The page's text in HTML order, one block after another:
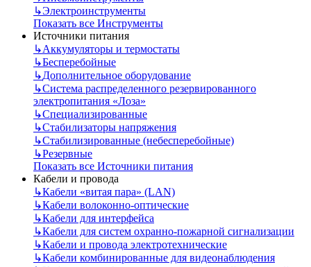
↳Электроинструменты
Показать все Инструменты
Источники питания
↳Аккумуляторы и термостаты
↳Бесперебойные
↳Дополнительное оборудование
↳Система распределенного резервированного
электропитания «Лоза»
↳Специализированные
↳Стабилизаторы напряжения
↳Стабилизированные (небесперебойные)
↳Резервные
Показать все Источники питания
Кабели и провода
↳Кабели «витая пара» (LAN)
↳Кабели волоконно-оптические
↳Кабели для интерфейса
↳Кабели для систем охранно-пожарной сигнализации
↳Кабели и провода электротехнические
↳Кабели комбинированные для видеонаблюдения